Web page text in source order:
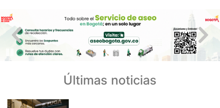
Pause
Últimas noticias